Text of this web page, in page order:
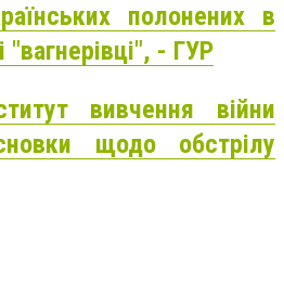
полонених в
"вагнерівці", - ГУР
вивчення війни
щодо обстрілу